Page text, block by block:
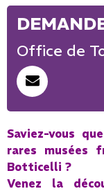
Office de
Saviez-vous
rares musées
Botticelli ?
Venez la